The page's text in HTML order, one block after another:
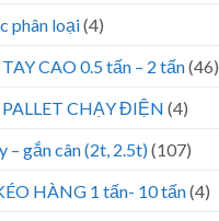
phân loại(4)
CAO 0.5 tấn – 2 tấn(46)
CHẠY ĐIỆN (4)
– gắn cân (2t, 2.5t)(107)
HÀNG 1 tấn- 10 tấn(4)